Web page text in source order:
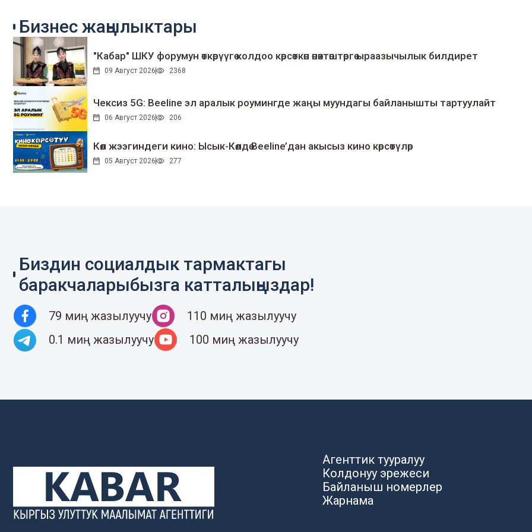
Бизнес жаңылыктары
"Кабар" ШКУ форумун өткөрүүгө колдоо көрсөткөн өнөктөштөргө ыраазычылык билдирет
09 Август 2026 2368
Чексиз 5G: Beeline эл аралык роумингде жаңы муундагы байланышты тартуулайт
06 Август 2026 206
Көл жээгиндеги кино: Ысык-Көлдө Beeline’дан акысыз кино көрсөтүлөр
05 Август 2026 277
Биздин социалдык тармактагы
баракчаларыбызга катталыңыздар!
79 миң жазылуучу
110 миң жазылуучу
0.1 миң жазылуучу
100 миң жазылуучу
Агенттик тууралуу
Колдонуу эрежеси
Байланыш номерлер
Жарнама